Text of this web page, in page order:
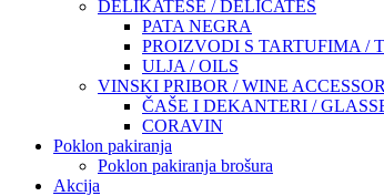
DELIKATESE / DELICATES
PATA NEGRA
PROIZVODI S TARTUFIMA /
ULJA / OILS
VINSKI PRIBOR / WINE
ČAŠE I DEKANTERI /
CORAVIN
Poklon pakiranja
Poklon pakiranja brošura
Akcija